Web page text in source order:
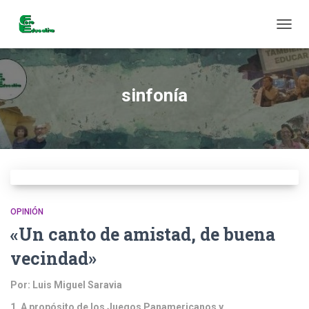
MODO
DE
sinfonía
OPINIÓN
«Un canto de amistad, de buena
vecindad»
Por: Luis Miguel Saravia